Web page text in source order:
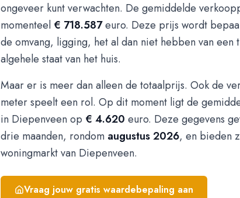
ongeveer kunt verwachten. De gemiddelde
momenteel € 718.587euro. Deze prijs wordt
de omvang, ligging, het al dan niet hebben van een
algehele staat van het huis.
Maar er is meer dan alleen de totaalprijs. Ook de
meter speelt een rol. Op dit moment ligt de
in Diepenveen op € 4.620 euro. Deze gegevens
drie maanden, rondom augustus 2026, en bieden
woningmarkt van Diepenveen.
Vraag jouw gratis waardebepaling aan